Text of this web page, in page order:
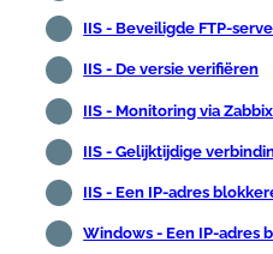
IIS - Beveiligde FTP-
IIS - De versie verifiëren
IIS - Monitoring via Zabbix
IIS - Gelijktijdige
IIS - Een IP-adres
Windows - Een IP-adres